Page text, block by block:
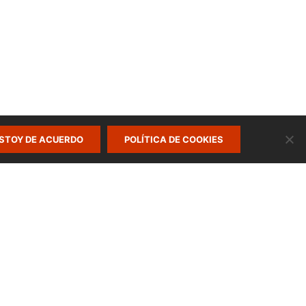
DE ACUERDO POLÍTICA DE COOKIES